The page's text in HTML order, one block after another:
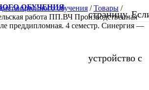
ОБУЧЕНИЯ
страницу.
устройство с
обучения /Товары /
работа ПП.ВЧ Производственная
преддипломная. 4 семестр. Синергия —